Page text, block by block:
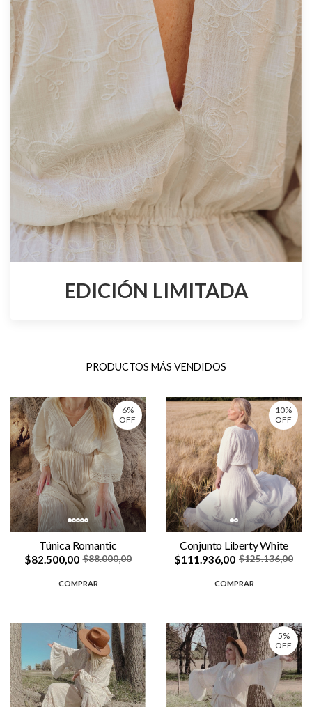
EDICIÓN LIMITADA
PRODUCTOS MÁS VENDIDOS
6%
OFF
Túnica Romantic
$82.500,00 $88.000,00
COMPRAR
10%
OFF
Conjunto Liberty White
$111.936,00 $125.136,00
COMPRAR
5%
OFF